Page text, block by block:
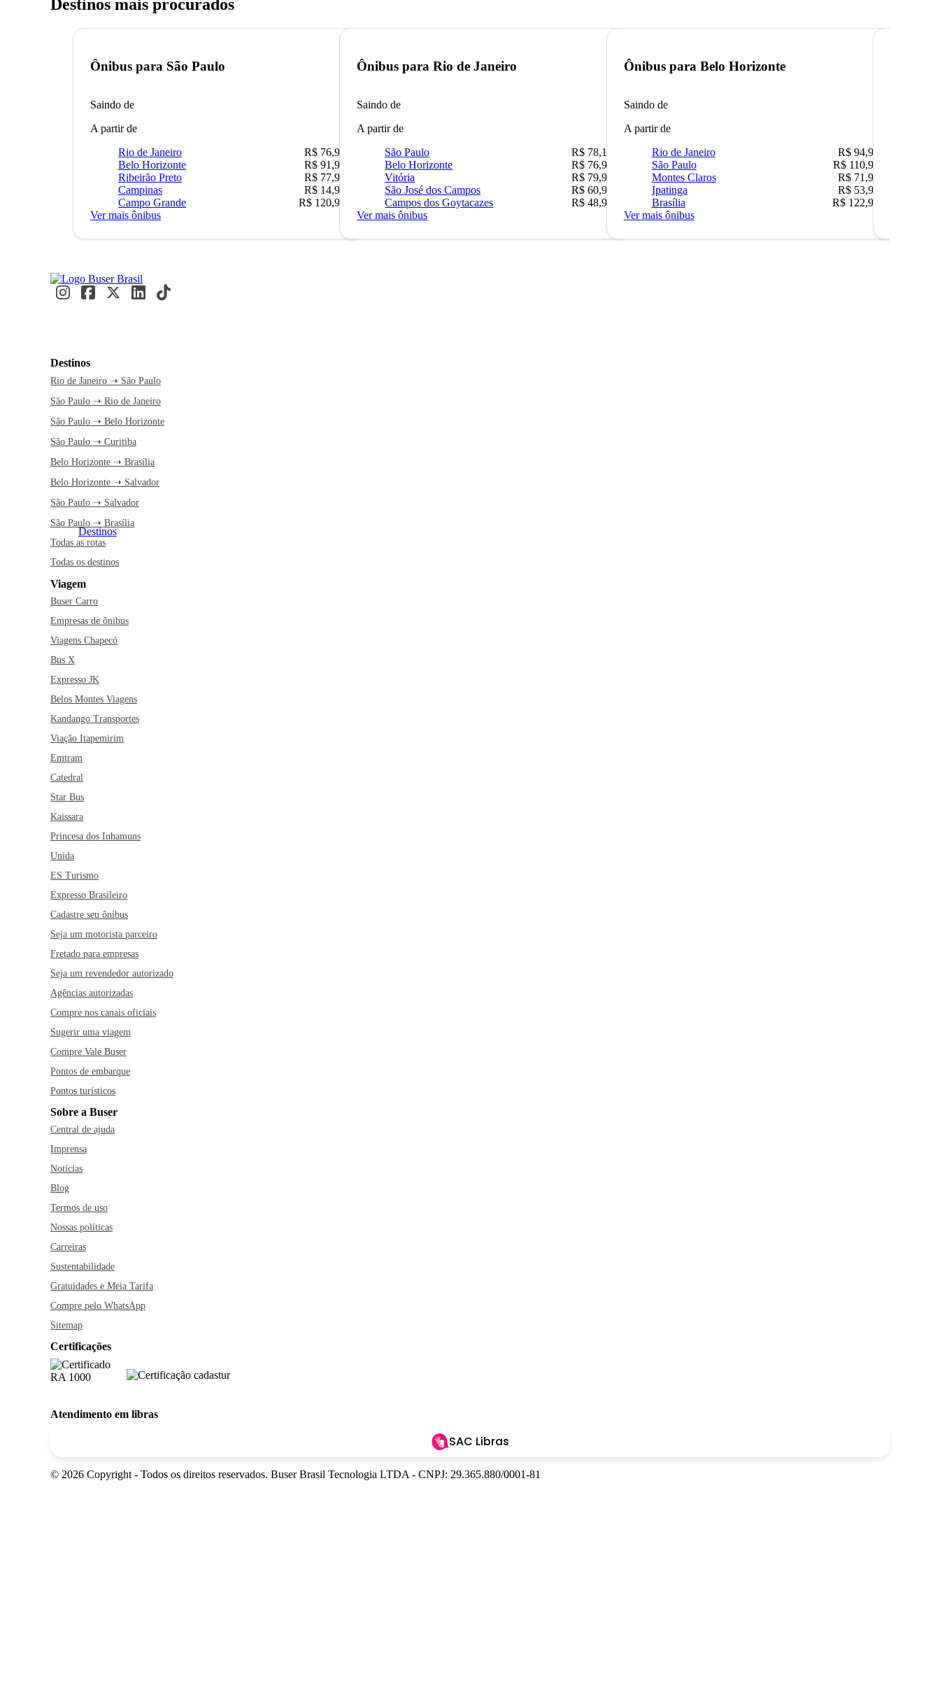
Destinos
Destinos mais procurados
Ônibus para São Paulo
Saindo de
A partir de
Rio de Janeiro
R$ 76,90
Belo Horizonte
R$ 91,90
Ribeirão Preto
R$ 77,90
Campinas
R$ 14,90
Campo Grande
R$ 120,90
Ver mais ônibus
Ônibus paraRio de Janeiro
Saindo de
A partir de
São Paulo
R$ 78,16
Belo Horizonte
R$ 76,90
Vitória
R$ 79,90
São José dos Campos
R$ 60,90
Campos dos Goytacazes
R$ 48,90
Ver mais ônibus
Ônibus para Belo Horizonte
Saindo de
A partir de
Rio de Janeiro
R$ 94,90
São Paulo
R$ 110,90
Montes Claros
R$ 71,90
Ipatinga
R$ 53,90
Brasília
R$ 122,90
Ver mais ônibus
Destinos
Rio de Janeiro ➝ São Paulo
São Paulo ➝ Rio de Janeiro
São Paulo ➝ Belo Horizonte
São Paulo ➝ Curitiba
Belo Horizonte ➝ Brasília
Belo Horizonte ➝ Salvador
São Paulo ➝ Salvador
São Paulo ➝ Brasília
Todas as rotas
Todas os destinos
Viagem
Buser Carro
Empresas de ônibus
Viagens Chapecó
Bus X
Expresso JK
Belos Montes Viagens
Kandango Transportes
Viação Itapemirim
Emtram
Catedral
Star Bus
Kaissara
Princesa dos Inhamuns
Unida
ES Turismo
Expresso Brasileiro
Cadastre seu ônibus
Seja um motorista parceiro
Fretado para empresas
Seja um revendedor autorizado
Agências autorizadas
Compre nos canais oficiais
Sugerir uma viagem
Compre Vale Buser
Pontos de embarque
Pontos turísticos
Sobre a Buser
Central de ajuda
Imprensa
Notícias
Blog
Termos de uso
Nossas políticas
Carreiras
Sustentabilidade
Gratuidades e Meia Tarifa
Compre pelo WhatsApp
Sitemap
Certificações
Atendimento em libras
SAC Libras
© 2026 Copyright - Todos os direitos reservados. Buser Brasil Tecnologia LTDA - CNPJ: 29.365.880/0001-81